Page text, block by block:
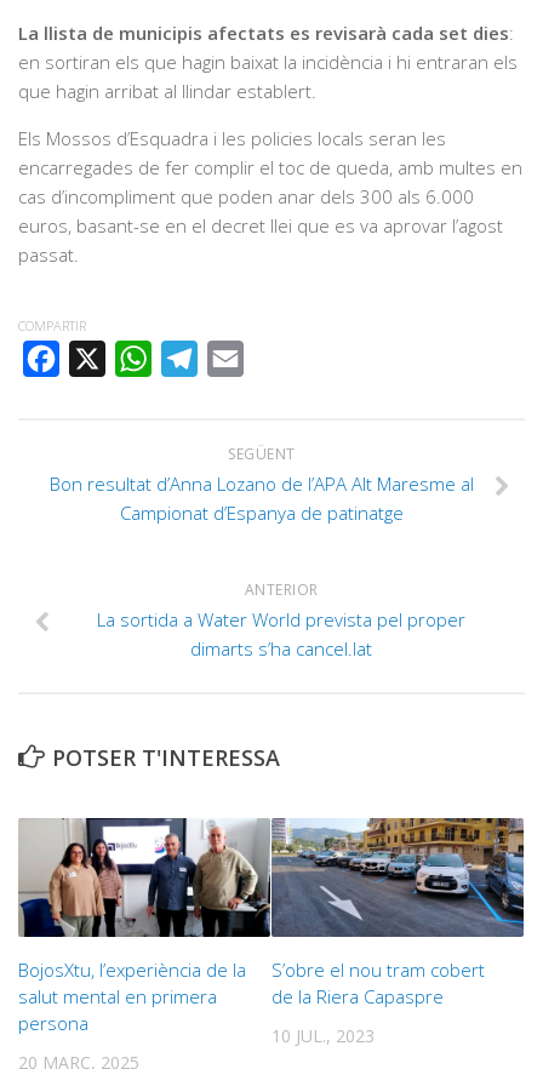
La llista de municipis afectats es revisarà cada set dies:
en sortiran els que hagin baixat la incidència i hi entraran els
que hagin arribat al llindar establert.
Els Mossos d’Esquadra i les policies locals seran les
encarregades de fer complir el toc de queda, amb multes en
cas d’incompliment que poden anar dels 300 als 6.000
euros, basant-se en el decret llei que es va aprovar l’agost
passat.
COMPARTIR
FACEBOOK
WHATSAPPTELEGRAM
SEGÜENT
Bon resultat d’Anna Lozano de l’APA Alt Maresme al
Campionat d’Espanya de patinatge
ANTERIOR
La sortida a Water World prevista pel proper
dimarts s’ha cancel.lat
POTSER T'INTERESSA
BojosXtu, l’experiència de la
salut mental en primera
persona
20 MARÇ, 2025
S’obre el nou tram cobert
de la Riera Capaspre
10 JUL., 2023